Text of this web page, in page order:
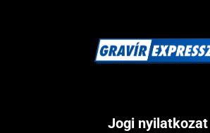
Jogi nyilatkozat